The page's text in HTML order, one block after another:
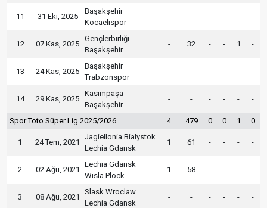
11 31 Eki, 2025
Başakşehir
Kocaelispor
- - - - - -
12 07 Kas, 2025
Gençlerbirliği
Başakşehir
- 32 - - 1 -
13 24 Kas, 2025
Başakşehir
Trabzonspor
- - - - - -
14 29 Kas, 2025
Kasımpaşa
Başakşehir
- - - - - -
Spor Toto Süper Lig 2025/2026 4 479 0 0 1 0
1 24 Tem, 2021
Jagiellonia Bialystok
Lechia Gdansk
1 61 - - - -
2 02 Ağu, 2021
Lechia Gdansk
Wisla Plock
1 58 - - - -
3 08 Ağu, 2021
Slask Wroclaw
Lechia Gdansk
- - - - - -